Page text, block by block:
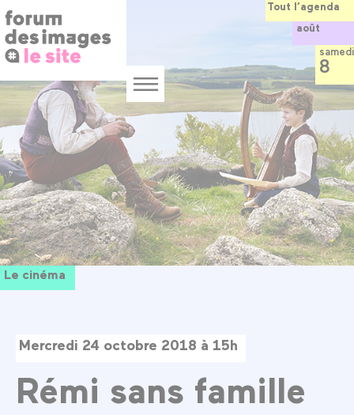
au
contenu
principal
Menu
Le cinéma
Mercredi 24 octobre 2018 à 15h
Rémi sans famille
Tout l’agenda
août
samedi
8